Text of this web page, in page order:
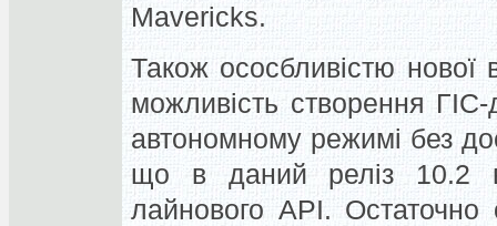
Mavericks.
Також ососбливістю
можливість створення
автономному режимі без
що в даний реліз 10.2
лайнового API.